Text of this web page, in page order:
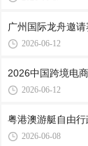
广州国际龙舟邀
2026-06-12
2026中国跨境电
2026-06-12
粤港澳游艇自由
2026-06-08